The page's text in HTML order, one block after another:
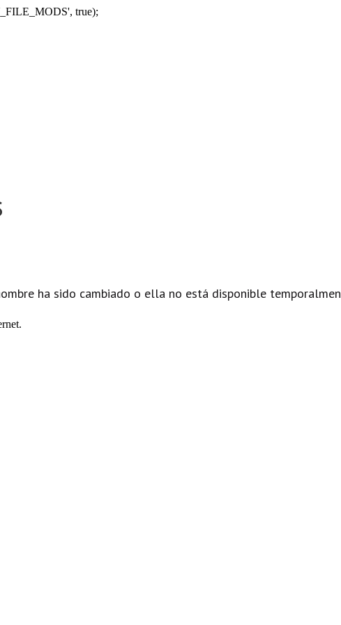
true);
ha sido cambiado o ella no está disponible